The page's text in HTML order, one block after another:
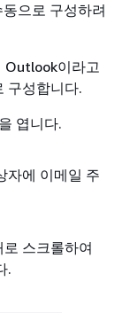
으로 구성하려
Outlook이라고
구성합니다.
엽니다.
자에 이메일 주
스크롤하여
.